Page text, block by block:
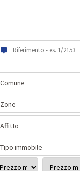
Comune
Zone
Affitto
Tipo immobile